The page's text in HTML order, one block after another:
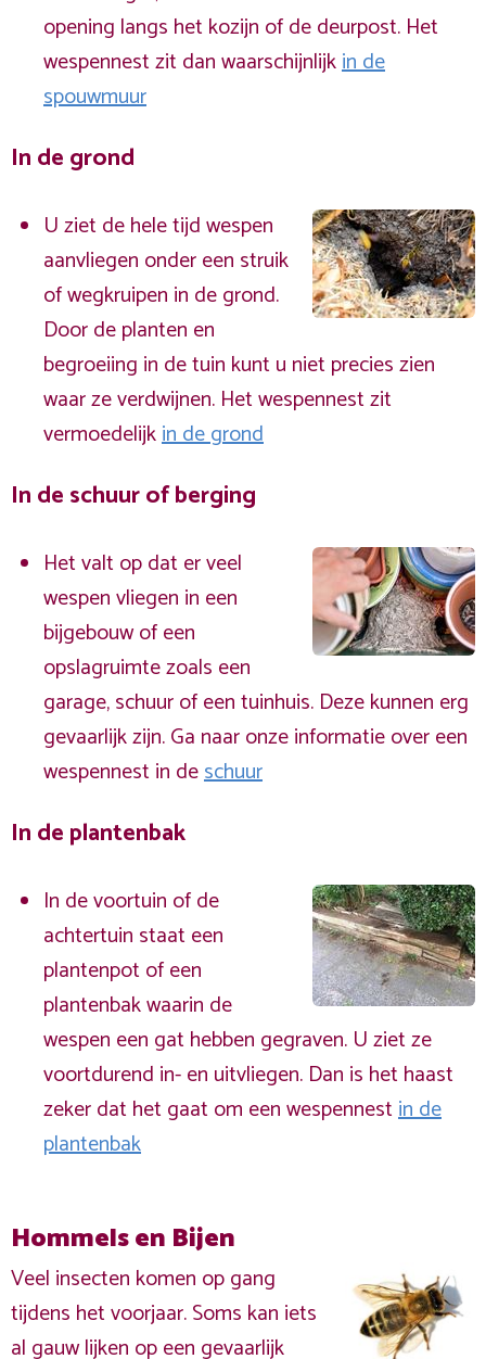
opening langs het kozijn of de deurpost. Het
wespennest zit dan waarschijnlijkin de
spouwmuur
In de grond
U ziet de hele tijd wespen
aanvliegen onder een struik
of wegkruipen in de grond.
Door de planten en
begroeiing in de tuin kunt u niet precies zien
waar ze verdwijnen. Het wespennest zit
vermoedelijkin de grond
In de schuur of berging
Het valt op dat er veel
wespen vliegen in een
bijgebouw of een
opslagruimte zoals een
garage, schuur of een tuinhuis. Deze kunnen erg
gevaarlijk zijn. Ga naar onze informatie over een
wespennest in deschuur
In de plantenbak
In de voortuin of de
achtertuin staat een
plantenpot of een
plantenbak waarin de
wespen een gat hebben gegraven. U ziet ze
voortdurend in- en uitvliegen. Dan is het haast
zeker dat het gaat om een wespennestin de
plantenbak
Hommels en Bijen
Veel insecten komen op gang
tijdens het voorjaar. Soms kan iets
al gauw lijken op een gevaarlijk